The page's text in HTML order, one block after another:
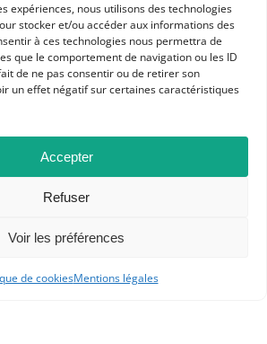
expériences, nous utilisons des technologies
stocker et/ou accéder aux informations des
à ces technologies nous permettra de
que le comportement de navigation ou les ID
de ne pas consentir ou de retirer son
un effet négatif sur certaines caractéristiques
Accepter
Refuser
Voir les préférences
de cookiesMentions légales